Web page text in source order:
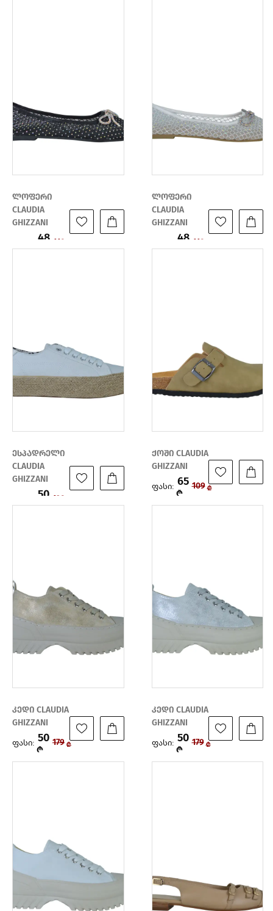
ლოფერი
CLAUDIA
GHIZZANI
48
₾
119
ლოფერი
CLAUDIA
GHIZZANI
48
₾
119
ესპადრელი
CLAUDIA
GHIZZANI
50
₾
139
ქოში CLAUDIA
GHIZZANI
ფასი: 65
₾
109 ₾
კედი CLAUDIA
GHIZZANI
ფასი: 50
₾
179 ₾
კედი CLAUDIA
GHIZZANI
ფასი: 50
₾
179 ₾